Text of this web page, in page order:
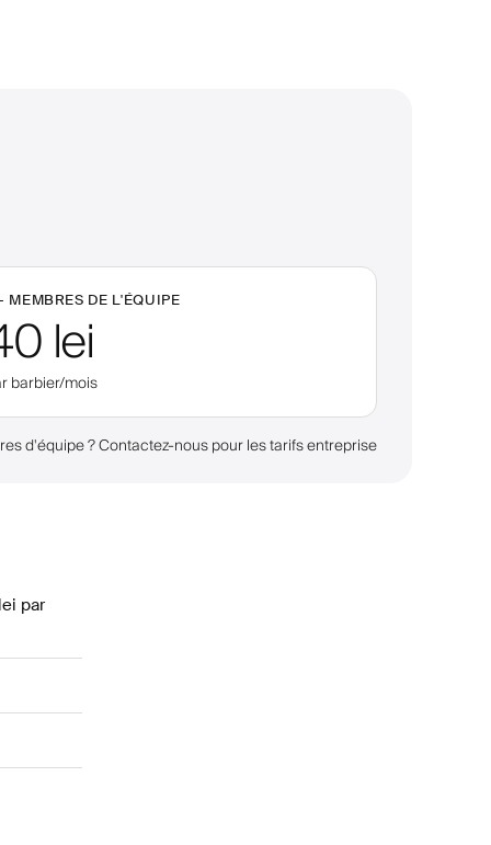
MEMBRES DE L'ÉQUIPE
lei
barbier/mois
d'équipe ? Contactez-nous pour les tarifs entreprise
par